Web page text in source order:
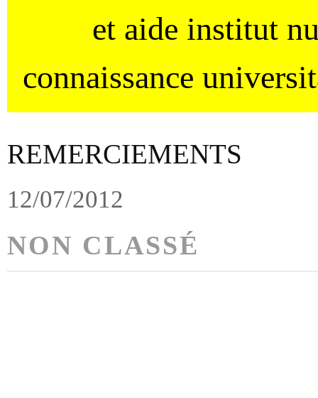
et aide institut
connaissance
REMERCIEMENTS
12/07/2012
NON CLASSÉ